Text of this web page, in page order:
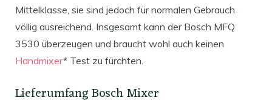
Mittelklasse, sie sind jedoch für normalen Gebrauch
völlig ausreichend. Insgesamt kann der Bosch MFQ
3530 überzeugen und braucht wohl auch keinen
Handmixer* Test zu fürchten.
Lieferumfang Bosch Mixer